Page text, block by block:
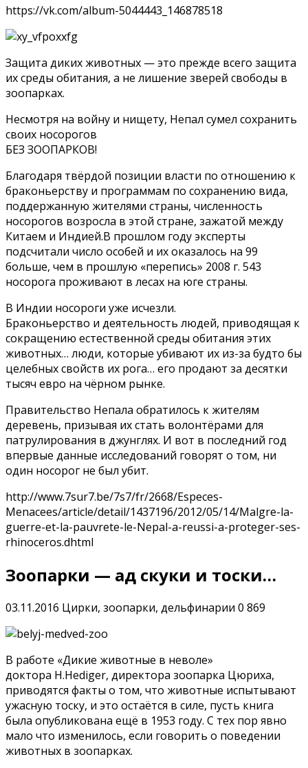
https://vk.com/album-5044443_146878518
Защита диких животных — это прежде всего защита
их среды обитания, а не лишение зверей свободы в
зоопарках.
Несмотря на войну и нищету, Непал сумел сохранить
своих носорогов
БЕЗ ЗОOПАРКОВ!
Благодаря твёрдой позиции власти по отношению к
браконьерству и программам по сохранению вида,
поддержанную жителями страны, численность
носорогов возросла в этой стране, зажатой между
Китаем и Индией.В прошлом году эксперты
подсчитали число особей и их оказалось на 99
больше, чем в прошлую «перепись» 2008 г. 543
носорога проживают в лесах на юге страны.
В Индии носороги уже исчезли.
Браконьерство и деятельность людей, приводящая к
сокращению естественной среды обитания этих
животных… люди, которые убивают их из-за будто бы
целебных свойств их рога… его продают за десятки
тысяч евро на чёрном рынке.
Правительство Непала обратилось к жителям
деревень, призывая их стать волонтёрами для
патрулирования в джунглях. И вот в последний год
впервые данные исследований говорят о том, ни
один носорог не был убит.
http://www.7sur7.be/7s7/fr/2668/Especes-
Menacees/article/detail/1437196/2012/05/14/Malgre-la-
guerre-et-la-pauvrete-le-Nepal-a-reussi-a-proteger-ses-
rhinoceros.dhtml
Зоопарки — ад скуки и тоски…
03.11.2016 Цирки, зоопарки, дельфинарии 0 869
В работе «Дикие животные в неволе»
доктора H.Hediger, директора зоопарка Цюриха,
приводятся факты о том, что животные испытывают
ужасную тоску, и это остаётся в силе, пусть книга
была опубликована ещё в 1953 году. С тех пор явно
мало что изменилось, если говорить о поведении
животных в зоопарках.